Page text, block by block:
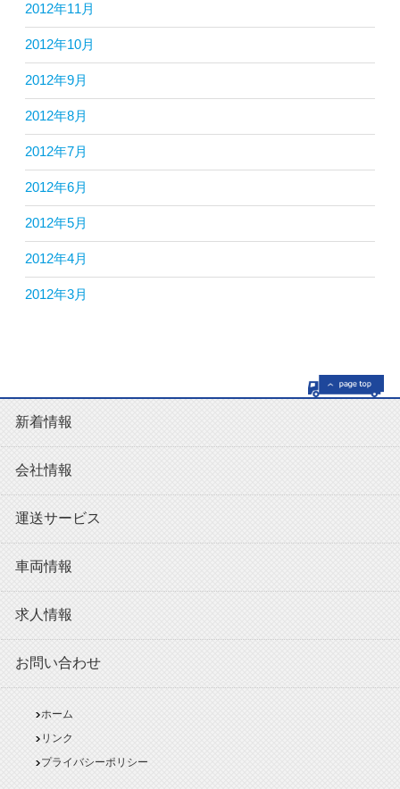
2012年11月
2012年10月
2012年9月
2012年8月
2012年7月
2012年6月
2012年5月
2012年4月
2012年3月
新着情報
会社情報
運送サービス
車両情報
求人情報
お問い合わせ
ホーム
リンク
プライバシーポリシー